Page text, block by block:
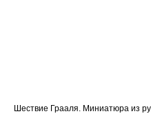
Шествие Грааля. Миниатюра из